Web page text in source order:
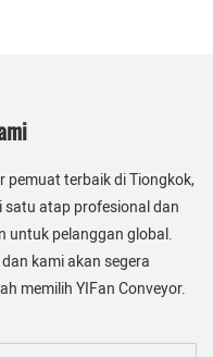
pemuat terbaik di Tiongkok,
satu atap profesional dan
untuk pelanggan global.
kami akan segera
memilih YIFan Conveyor.